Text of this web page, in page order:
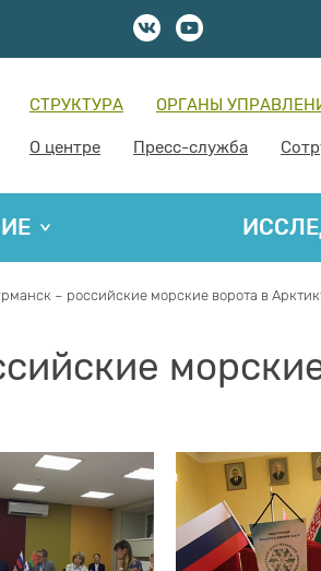
СТРУКТУРА ОРГАНЫ
О центре Пресс-служба
– российские морские ворота в